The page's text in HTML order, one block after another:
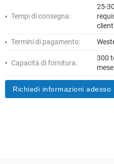
Tempi di consegna:
25-
Termini di pagamento:
Capacità di fornitura:
300
mese
Richiedi informazioni adesso